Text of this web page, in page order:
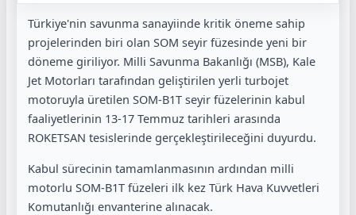
Türkiye'nin savunma sanayiinde kritik öneme sahip
projelerinden biri olan SOM seyir füzesinde yeni bir
döneme giriliyor. Milli Savunma Bakanlığı (MSB), Kale
Jet Motorları tarafından geliştirilen yerli turbojet
motoruyla üretilen SOM-B1T seyir füzelerinin kabul
faaliyetlerinin 13-17 Temmuz tarihleri arasında
ROKETSAN tesislerinde gerçekleştirileceğini duyurdu.
Kabul sürecinin tamamlanmasının ardından milli
motorlu SOM-B1T füzeleri ilk kez Türk Hava Kuvvetleri
Komutanlığı envanterine alınacak.